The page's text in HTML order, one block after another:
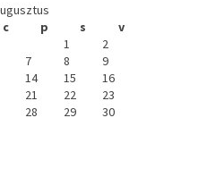
c p s
v
1
2
7 8
9
14 15
16
21 22
23
28 29
30